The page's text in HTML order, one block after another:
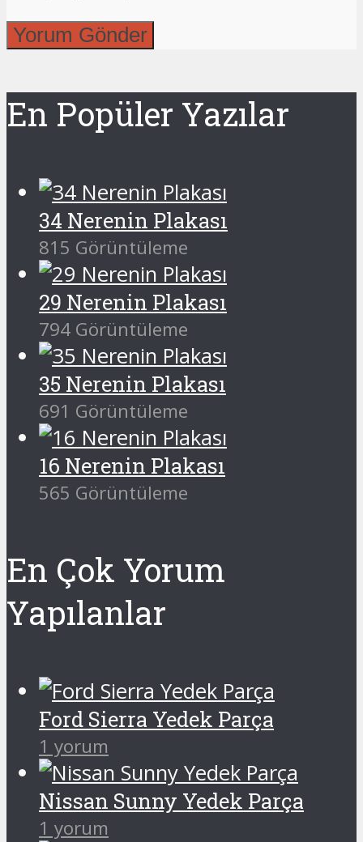
En Popüler Yazılar
34 Nerenin Plakası
815 Görüntüleme
29 Nerenin Plakası
794 Görüntüleme
35 Nerenin Plakası
691 Görüntüleme
16 Nerenin Plakası
565 Görüntüleme
En Çok Yorum
Yapılanlar
Ford Sierra Yedek Parça
1 yorum
Nissan Sunny Yedek Parça
1 yorum